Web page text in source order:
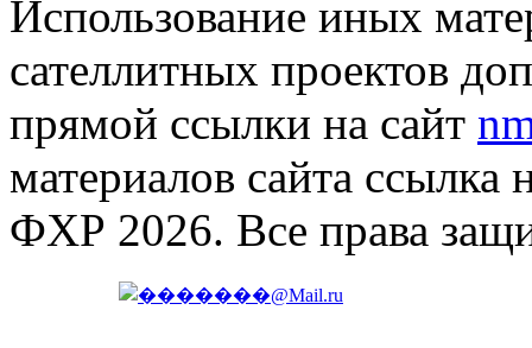
Использование иных
сателлитных проектов
прямой ссылки на сайт
материалов сайта ссылка
ФХР 2026. Все права